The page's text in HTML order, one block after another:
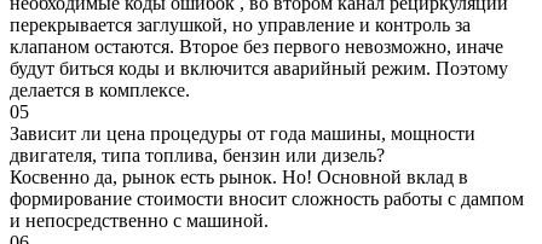
перекрывается заглушкой, но управление и контроль за
клапаном остаются. Второе без первого невозможно, иначе
будут биться коды и включится аварийный режим. Поэтому
делается в комплексе.
05
Зависит ли цена процедуры от года машины, мощности
двигателя, типа топлива, бензин или дизель?
Косвенно да, рынок есть рынок. Но! Основной вклад в
формирование стоимости вносит сложность работы с дампом
и непосредственно с машиной.